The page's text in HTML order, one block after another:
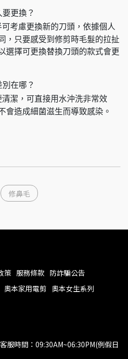
更換？
考慮更換新的刀頭，依據個人
，只要感受到修剪時毛髮的拉扯
選擇可更換替換刀頭的款式會更
在哪？
潔，可直接用水沖洗非常效
會造成細菌滋生而導致感染。
修鼻毛
策 服務條款 防詐騙公告
奧本家用電剪 奧本女生系列
服時間：09:30AM~06:30PM(例假日